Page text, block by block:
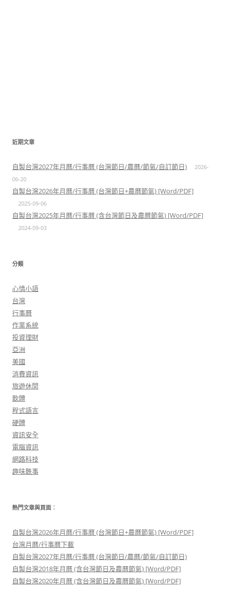
近期文章
自製台灣2027年月曆/行事曆 (台灣節日/農曆/節氣/自訂節日)
2026-
06-20
自製台灣2026年月曆/行事曆 (台灣節日+農曆節氣) [Word/PDF]
2025-09-06
自製台灣2025年月曆/行事曆 (含台灣節日及農曆節氣) [Word/PDF]
2024-09-03
分類
心情小語
台灣
行事曆
作業系統
投資理財
亞洲
美國
消費資訊
旅遊休閒
軟體
程式語言
硬體
資訊安全
電腦資訊
網路科技
趣味軼事
熱門文章與頁面︰
自製台灣2026年月曆/行事曆 (台灣節日+農曆節氣) [Word/PDF]
台灣月曆/行事曆下載
自製台灣2027年月曆/行事曆 (台灣節日/農曆/節氣/自訂節日)
自製台灣2018年月曆 (含台灣節日及農曆節氣) [Word/PDF]
自製台灣2020年月曆 (含台灣節日及農曆節氣) [Word/PDF]